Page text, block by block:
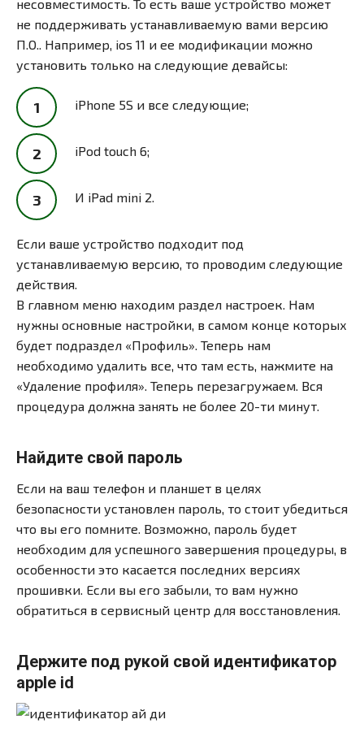
несовместимость. То есть ваше устройство может
не поддерживать устанавливаемую вами версию
П.О.. Например, ios 11 и ее модификации можно
установить только на следующие девайсы:
iPhone 5S и все следующие;
iPod touch 6;
И iPad mini 2.
Если ваше устройство подходит под
устанавливаемую версию, то проводим следующие
действия.
В главном меню находим раздел настроек. Нам
нужны основные настройки, в самом конце которых
будет подраздел «Профиль». Теперь нам
необходимо удалить все, что там есть, нажмите на
«Удаление профиля». Теперь перезагружаем. Вся
процедура должна занять не более 20-ти минут.
Найдите свой пароль
Если на ваш телефон и планшет в целях
безопасности установлен пароль, то стоит убедиться
что вы его помните. Возможно, пароль будет
необходим для успешного завершения процедуры, в
особенности это касается последних версиях
прошивки. Если вы его забыли, то вам нужно
обратиться в сервисный центр для восстановления.
Держите под рукой свой идентификатор
apple id